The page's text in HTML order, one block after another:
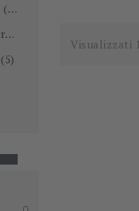
(26)
Salute e benessere
(5)
Visualizzati